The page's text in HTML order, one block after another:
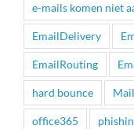
e-mails komen niet
EmailDelivery
EmailRouting
hard bounce
office365